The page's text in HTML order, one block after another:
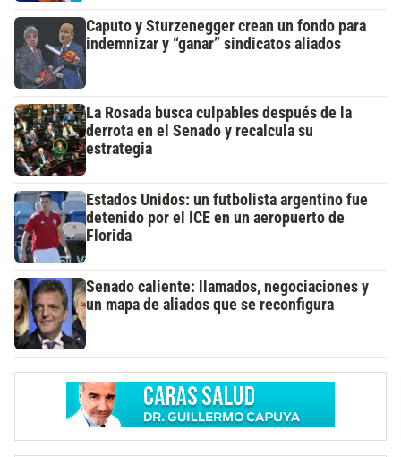
Caputo y Sturzenegger crean un fondo para
indemnizar y “ganar” sindicatos aliados
La Rosada busca culpables después de la
derrota en el Senado y recalcula su
estrategia
Estados Unidos: un futbolista argentino fue
detenido por el ICE en un aeropuerto de
Florida
Senado caliente: llamados, negociaciones y
un mapa de aliados que se reconfigura